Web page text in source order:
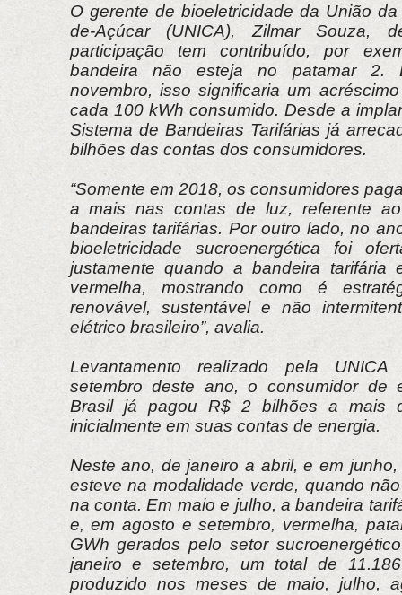
O gerente de bioeletricidade da União
de-Açúcar (UNICA), Zilmar Souza,
participação tem contribuído, por
bandeira não esteja no patamar 2.
novembro, isso significaria um
cada 100 kWh consumido. Desde a
Sistema de Bandeiras Tarifárias já
bilhões das contas dos consumidores.
“Somente em 2018, os consumidores
a mais nas contas de luz, referente
bandeiras tarifárias. Por outro lado, no
bioeletricidade sucroenergética foi
justamente quando a bandeira tarifária
vermelha, mostrando como é
renovável, sustentável e não
elétrico brasileiro”, avalia.
Levantamento realizado pela
setembro deste ano, o consumidor de
Brasil já pagou R$ 2 bilhões a mais
inicialmente em suas contas de energia.
Neste ano, de janeiro a abril, e em
esteve na modalidade verde, quando
na conta. Em maio e julho, a bandeira
e, em agosto e setembro, vermelha,
GWh gerados pelo setor
janeiro e setembro, um total de
produzido nos meses de maio, julho,